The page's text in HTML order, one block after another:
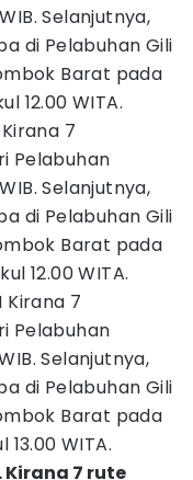
Selanjutnya,
di Pelabuhan Gili
Barat pada
12.00 WITA.
7
Pelabuhan
Selanjutnya,
di Pelabuhan Gili
Barat pada
12.00 WITA.
Kirana 7
Pelabuhan
Selanjutnya,
di Pelabuhan Gili
Barat pada
13.00 WITA.
Kirana 7 rute